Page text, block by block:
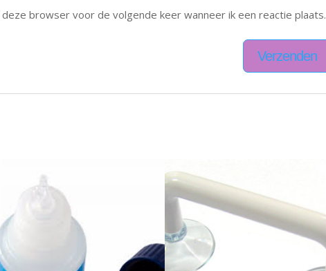
browser voor de volgende keer wanneer ik een reactie plaats.